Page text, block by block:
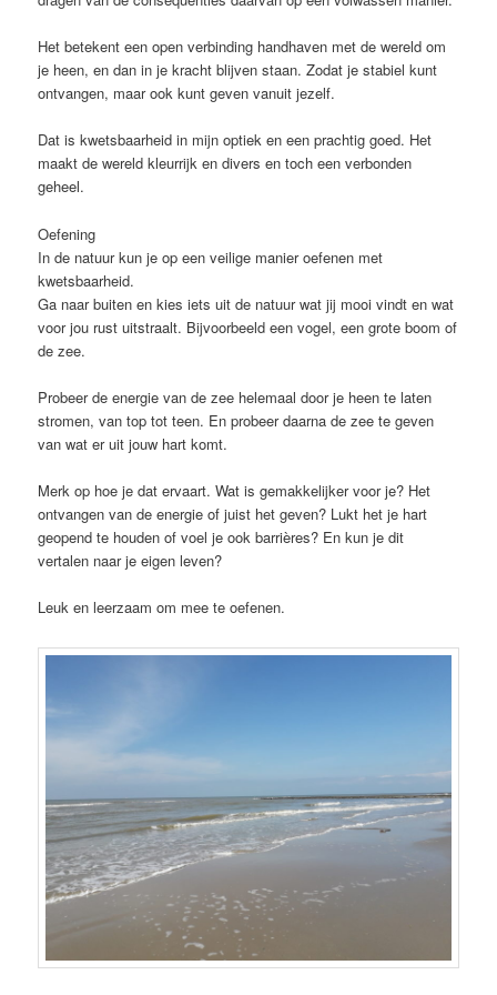
Het betekent een open verbinding handhaven met de wereld om
je heen, en dan in je kracht blijven staan. Zodat je stabiel kunt
ontvangen, maar ook kunt geven vanuit jezelf.
Dat is kwetsbaarheid in mijn optiek en een prachtig goed. Het
maakt de wereld kleurrijk en divers en toch een verbonden
geheel.
Oefening
In de natuur kun je op een veilige manier oefenen met
kwetsbaarheid.
Ga naar buiten en kies iets uit de natuur wat jij mooi vindt en wat
voor jou rust uitstraalt. Bijvoorbeeld een vogel, een grote boom of
de zee.
Probeer de energie van de zee helemaal door je heen te laten
stromen, van top tot teen. En probeer daarna de zee te geven
van wat er uit jouw hart komt.
Merk op hoe je dat ervaart. Wat is gemakkelijker voor je? Het
ontvangen van de energie of juist het geven? Lukt het je hart
geopend te houden of voel je ook barrières? En kun je dit
vertalen naar je eigen leven?
Leuk en leerzaam om mee te oefenen.